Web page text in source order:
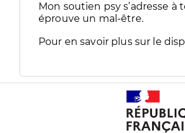
Mon soutien psy s’adresse
éprouve un mal-être.
Pour en savoir plus sur le